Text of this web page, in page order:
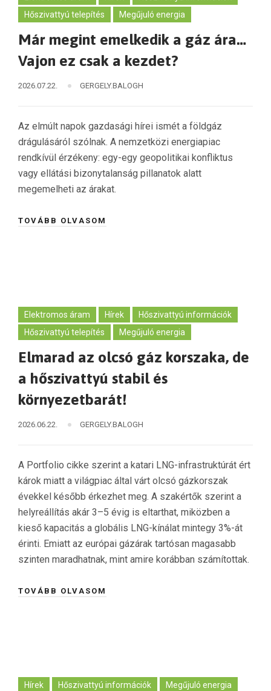
Hőszivattyú telepítés
Megűjuló energia
Már megint emelkedik a gáz ára…
Vajon ez csak a kezdet?
2026.07.22. GERGELY.BALOGH
Az elmúlt napok gazdasági hírei ismét a földgáz
drágulásáról szólnak. A nemzetközi energiapiac
rendkívül érzékeny: egy-egy geopolitikai konfliktus
vagy ellátási bizonytalanság pillanatok alatt
megemelheti az árakat.
TOVÁBB OLVASOM
Elektromos áram Hírek
Hőszivattyú információk
Hőszivattyú telepítés
Megűjuló energia
Elmarad az olcsó gáz korszaka, de
a hőszivattyú stabil és
környezetbarát!
2026.06.22. GERGELY.BALOGH
A Portfolio cikke szerint a katari LNG-infrastruktúrát ért
károk miatt a világpiac által várt olcsó gázkorszak
évekkel később érkezhet meg. A szakértők szerint a
helyreállítás akár 3–5 évig is eltarthat, miközben a
kieső kapacitás a globális LNG-kínálat mintegy 3%-át
érinti. Emiatt az európai gázárak tartósan magasabb
szinten maradhatnak, mint amire korábban számítottak.
TOVÁBB OLVASOM
Hírek Hőszivattyú információk Megűjuló energia